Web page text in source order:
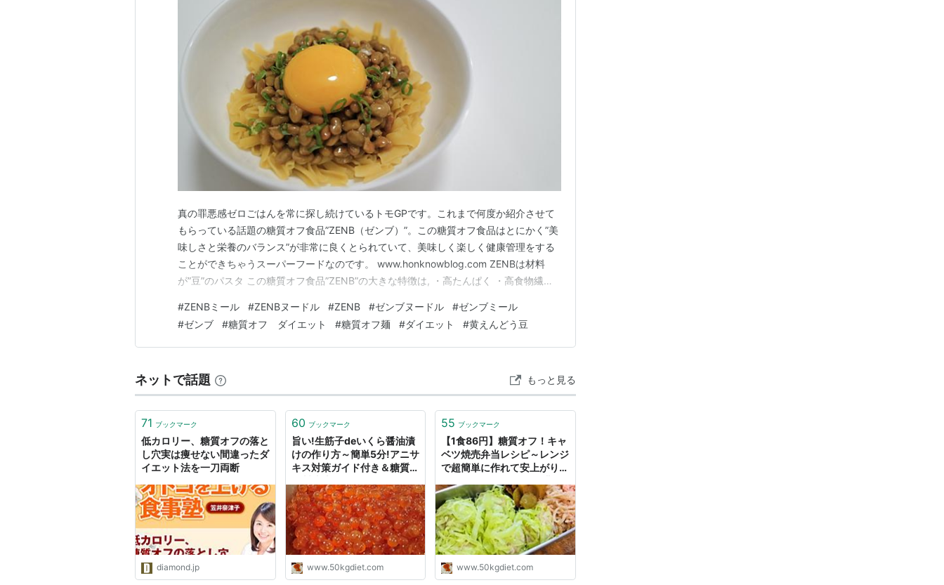
真の罪悪感ゼロごはんを常に探し続けているトモGPです。これまで何度か紹介させて
もらっている話題の糖質オフ食品”ZENB（ゼンブ）”。この糖質オフ食品はとにかく”美
味しさと栄養のバランス”が非常に良くとられていて、美味しく楽しく健康管理をする
ことができちゃうスーパーフードなのです。 www.honknowblog.com ZENBは材料
が”豆”のパスタ この糖質オフ食品”ZENB”の大きな特徴は, ・高たんぱく ・高食物繊維
は不使用。正直こういった類のダイエットフードは世の中に山ほどあります。た
だ”ZENB…
#ZENBミール #ZENBヌードル #ZENB #ゼンブヌードル #ゼンブミール
#ゼンブ #糖質オフ ダイエット #糖質オフ麺 #ダイエット #黄えんどう豆
ネットで話題 もっと見る
71 ブックマーク
低カロリー、糖質オフの落と
し穴実は痩せない間違ったダ
イエット法を一刀両断
diamond.jp
60 ブックマーク
旨い!生筋子deいくら醤油漬
けの作り方～簡単5分!アニサ
キス対策ガイド付き＆糖質オ
トした港区芝浦IT社長ブログ
www.50kgdiet.com
55 ブックマーク
【1食86円】糖質オフ！キャ
ベツ焼売弁当レシピ～レンジ
で超簡単に作れて安上がり～
芝浦IT社長ブログ
www.50kgdiet.com